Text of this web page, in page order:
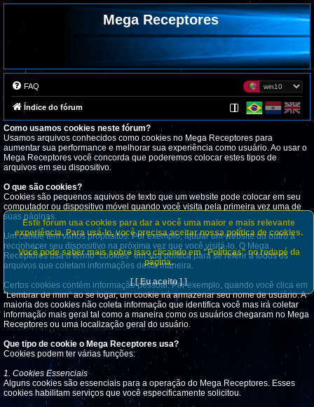
Mega Receptores
FAQ
Índice do fórum
Como usamos cookies neste fórum?
Usamos arquivos conhecidos como cookies no Mega Receptores para
aumentar sua performance e melhorar sua experiência como usuário. Ao usar o
Mega Receptores você concorda que poderemos colocar estes tipos de
arquivos em seu dispositivo.
O que são cookies?
Cookies são pequenos aquivos de texto que um website pode colocar em seu
computador ou dispositivo móvel quando você visita pela primeira vez uma de
suas páginas.
Um cookie tem vários propósitos. Por exemplo, ajudar um website ou outro a
reconhecer seu dispositivo na próxima vez que você visitá-lo. O Mega
Receptores usa o termo "cookies" em sua política para se referir a todos os
arquivos que coletam informações desta maneira.
Certos cookies contém informação pessoal. Por exemplo, quando você clica em
"Lembrar de mim" ao se logar, um cookie irá armazenar seu nome de usuário. A
maioria dos cookies não coleta informação que identifica você mas irá coletar
informação mais geral tal como a maneira como os usuários chegaram no Mega
Receptores ou uma localização geral do usuário.
Que tipo de cookie o Mega Receptores usa?
Cookies podem ter várias funções:
1. Cookies Essenciais
Alguns cookies são essenciais para a operação do Mega Receptores. Esses
cookies habilitam serviços que você especificamente solicitou.
Este fórum usa cookies para dar a você uma maior e mais relevante
experiência. Para usá-lo, você precisa aceitar nossa política de cookies.
Você pode saber mais sobre isso clicando em "Políticas" no rodapé da
página.
[ [ Eu aceito ] ]